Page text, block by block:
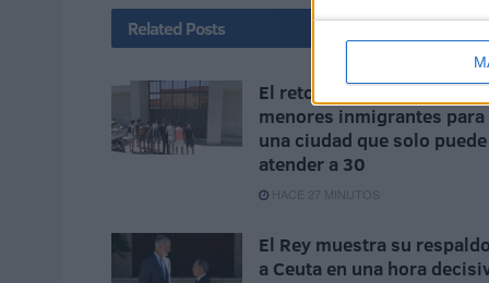
Related Posts
El reto de Ceuta: casi
menores inmigrantes para
una ciudad que solo puede
atender a 30
HACE 27 MINUTOS
El Rey muestra su respaldo
a Ceuta en una hora